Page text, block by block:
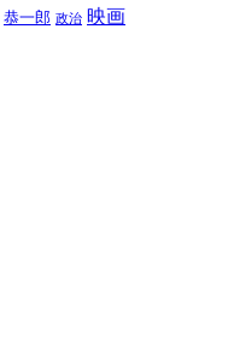
恭一郎 政治 映画